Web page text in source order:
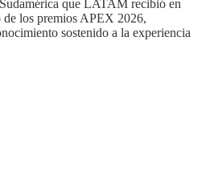
que LATAM recibió en
de los premios APEX 2026,
sostenido a la experiencia